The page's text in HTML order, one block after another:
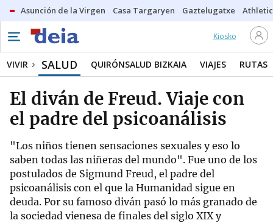
Asunción de la Virgen Casa Targaryen Gaztelugatxe Athletic
Kiosko
VIVIR SALUD QUIRÓNSALUD BIZKAIA VIAJES RUTAS
El diván de Freud. Viaje con
el padre del psicoanálisis
"Los niños tienen sensaciones sexuales y eso lo
saben todas las niñeras del mundo". Fue uno de los
postulados de Sigmund Freud, el padre del
psicoanálisis con el que la Humanidad sigue en
deuda. Por su famoso diván pasó lo más granado de
la sociedad vienesa de finales del siglo XIX y